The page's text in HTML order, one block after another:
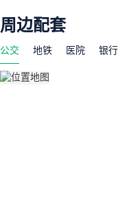
周边配套
公交 地铁 医院 银行